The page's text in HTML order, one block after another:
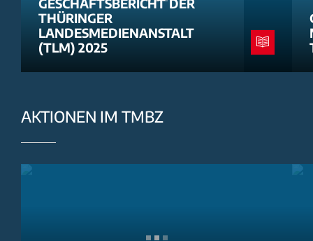
THÜRINGER
LANDESMEDIENANSTALT
(TLM) 2025
AKTIONEN IM TMBZ